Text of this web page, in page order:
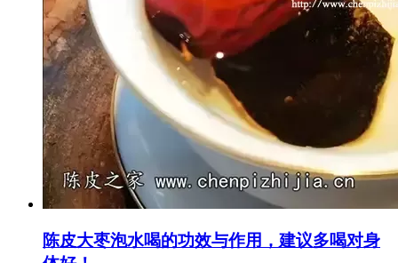
陈皮大枣泡水喝的功效与作用，建议多喝对身